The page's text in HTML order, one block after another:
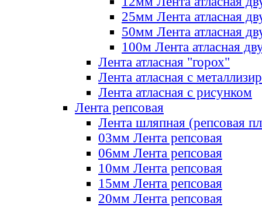
25мм Лента атласная
50мм Лента атласная
100м Лента атласная
Лента атласная "горох"
Лента атласная с
Лента атласная с рисунком
Лента репсовая
Лента шляпная (репсовая
03мм Лента репсовая
06мм Лента репсовая
10мм Лента репсовая
15мм Лента репсовая
20мм Лента репсовая